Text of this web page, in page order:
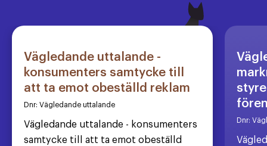
Vägledande uttalande -
konsumenters samtycke till
att ta emot obeställd reklam
Dnr: Vägledande uttalande
Vägledande uttalande - konsumenters
samtycke till att ta emot obeställd
Dnr: